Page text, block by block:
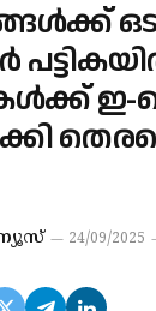
ന്യൂസ് 24/09/2025